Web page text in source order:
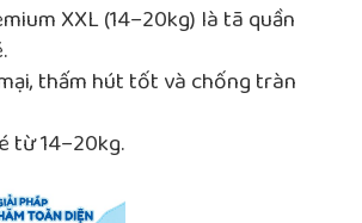
XXL (14–20kg) là tã quần
thấm hút tốt và chống tràn
từ 14–20kg.